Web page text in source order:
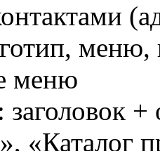
меню,
меню
заголовок
«Каталог